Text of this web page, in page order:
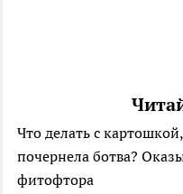
Что делать с
почернела ботва?
фитофтора